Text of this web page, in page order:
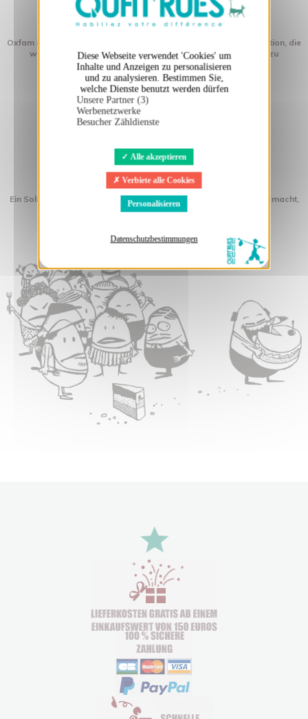
Diese Webseite verwendet 'Cookies' um
Inhalte und Anzeigen zu personalisieren
und zu analysieren. Bestimmen Sie,
welche Dienste benutzt werden dürfen
Unsere Partner (3)
Werbenetzwerke
Besucher Zähldienste
Alle akzeptieren
Verbiete alle Cookies
Personalisieren
Datenschutzbestimmungen
Oxfam ist eine internationale Nothilfe- und Entwicklungsorganisation, die
weltweit Menschen mobilisiert, um Armut aus eigener Kraft zu
überwinden.
Réseau Education sans frontière
Ein Solidaritäts-Netzwerk, das sich für Bildung von Kindern starkmacht,
deren Familien keine Papiere haben.